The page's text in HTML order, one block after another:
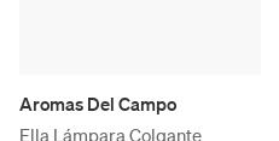
Aromas Del Campo
Ella Lámpara Colgante